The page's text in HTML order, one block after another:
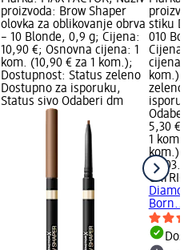
proizvoda: Brow Shaper
olovka za oblikovanje obrva
– 10 Blonde, 0,9 g; Cijena:
10,90 €; Osnovna cijena: 1
kom. (10,90 € za 1 kom.);
Dostupnost: Status zeleno
Dostupno za isporuku,
Status sivo Odaberi dm
stiku
010
Cijena:
cijena: 1
kom.);
zeleno
Odaberi
5,30 €
1 kom.
kom.)
CATRICE
Born...,